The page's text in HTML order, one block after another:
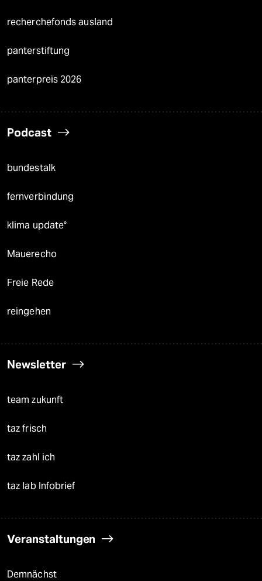
recherchefonds ausland
panterstiftung
panterpreis 2026
Podcast
bundestalk
fernverbindung
klima update°
Mauerecho
Freie Rede
reingehen
Newsletter
team zukunft
taz frisch
taz zahl ich
taz lab Infobrief
Veranstaltungen
Demnächst